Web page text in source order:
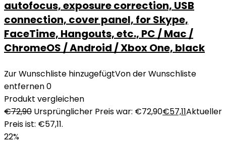
autofocus, exposure correction, USB
connection, cover panel, for Skype,
FaceTime, Hangouts, etc., PC / Mac /
ChromeOS / Android / Xbox One, black
Zur Wunschliste hinzugefügtVon der Wunschliste
entfernen0
Produkt vergleichen
€72,90 Ursprünglicher Preis war: €72,90€57,11Aktueller
Preis ist: €57,11.
22%